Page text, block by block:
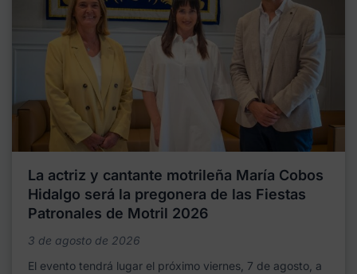
La actriz y cantante motrileña María Cobos
Hidalgo será la pregonera de las Fiestas
Patronales de Motril 2026
3 de agosto de 2026
El evento tendrá lugar el próximo viernes, 7 de agosto, a